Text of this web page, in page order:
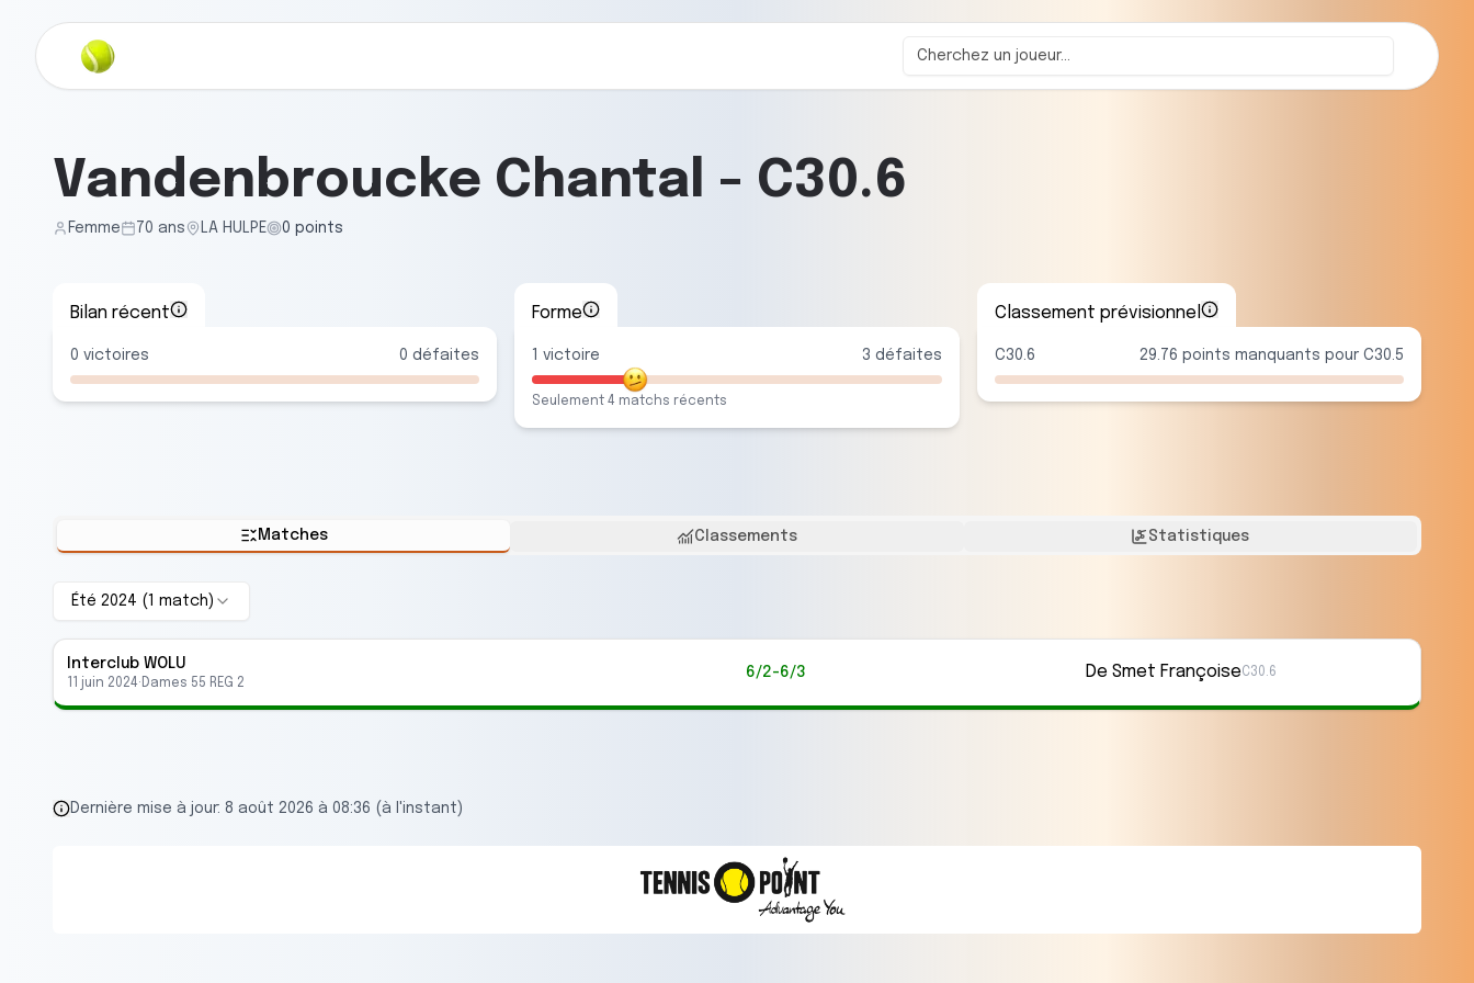
Vandenbroucke Chantal - C30.6
Femme 70 ans LA HULPE 0 points
Bilan récent
0 victoires 0 défaites
Forme
victoire 3 défaites
Seulement4 matchs récents
Classement prévisionnel
C30.6 29.76 points manquants pour C30.5
Matches Classements Statistiques
Été 2024 ( match )
Interclub WOLU
11 juin 2024· Dames 55 REG 2
6/2-6/3 De Smet FrançoiseC30.6
Dernière mise à jour: 8 août 2026 à 08:36 (à l'instant)